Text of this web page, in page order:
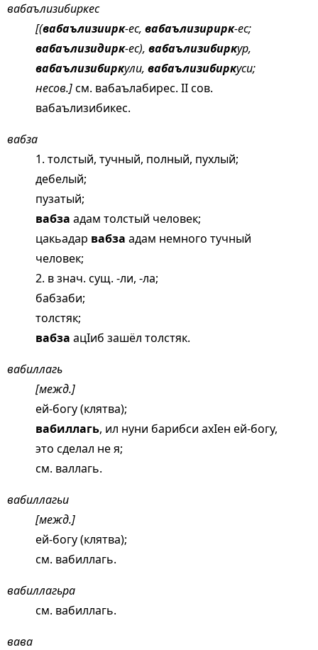
вабаълизибиркес
[(вабаълизиирк-ес, вабаълизирирк-ес;
вабаълизидирк-ес), вабаълизибиркур,
вабаълизибиркули, вабаълизибиркуси;
несов.]см. вабаълабирес. II сов.
вабаълизибикес.
вабза
1. толстый, тучный, полный, пухлый;
дебелый;
пузатый;
вабза адам толстый человек;
цакьадар вабза адам немного тучный
человек;
2. в знач. сущ. -ли, -ла;
бабзаби;
толстяк;
вабза ацIиб зашёл толстяк.
вабиллагь
[межд.]
ей-богу (клятва);
вабиллагь, ил нуни барибси ахIен ей-богу,
это сделал не я;
см. валлагь.
вабиллагьи
[межд.]
ей-богу (клятва);
см. вабиллагь.
вабиллагьра
см. вабиллагь.
вава